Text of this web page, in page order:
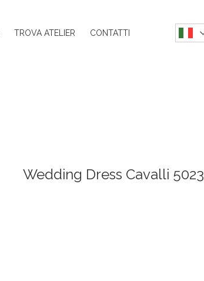
TROVA ATELIER CONTATTI
Wedding Dress Cavalli 5023